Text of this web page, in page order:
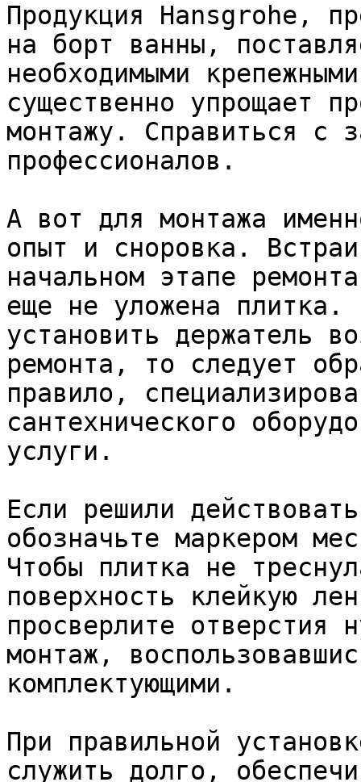
Продукция Hansgrohe,
на борт ванны,
необходимыми
существенно упрощает
монтажу. Справиться с
профессионалов.
А вот для монтажа
опыт и сноровка.
начальном этапе
еще не уложена плитка.
установить держатель
ремонта, то следует
правило,
сантехнического
услуги.
Если решили
обозначьте маркером
Чтобы плитка не
поверхность клейкую
просверлите отверстия
монтаж,
комплектующими.
При правильной
служить долго,